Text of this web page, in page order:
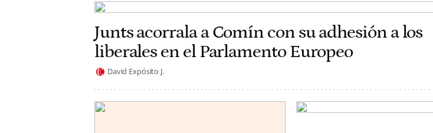
Junts acorrala a Comín con su adhesión a los
liberales en el Parlamento Europeo
David Expósito J.